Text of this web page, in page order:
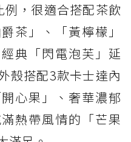
，很適合搭配茶飲
茶」、「黃檸檬」
典「閃電泡芙」延
殼搭配3款卡士達內
心果」、奢華濃郁
熱帶風情的「芒果